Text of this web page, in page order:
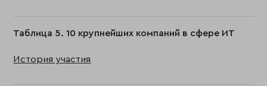
Таблица 5. 10 крупнейших компаний в сфере ИТ
История участия